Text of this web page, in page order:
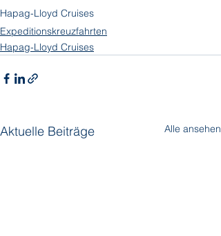
Hapag-Lloyd Cruises
Expeditionskreuzfahrten
Hapag-Lloyd Cruises
Aktuelle Beiträge Alle ansehen